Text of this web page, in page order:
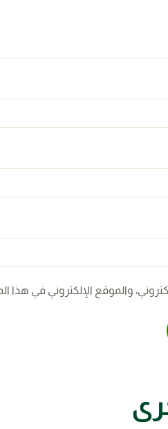
والموقع الإلكتروني في هذا